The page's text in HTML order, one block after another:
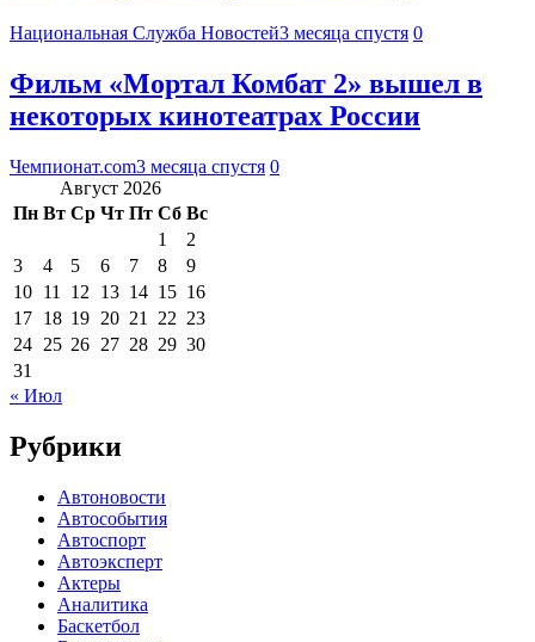
Национальная Служба Новостей3 месяца спустя 0
Фильм «Мортал Комбат 2» вышел в
некоторых кинотеатрах России
Чемпионат.com3 месяца спустя 0
Август 2026
Пн Вт Ср Чт Пт Сб Вс
1
2
3
4 5 6 7 8
9
10 11 12 13 14 15 16
17 18 19 20 21 22 23
24 25 26 27 28 29 30
31
« Июл
Рубрики
Автоновости
Автособытия
Автоспорт
Автоэксперт
Актеры
Аналитика
Баскетбол